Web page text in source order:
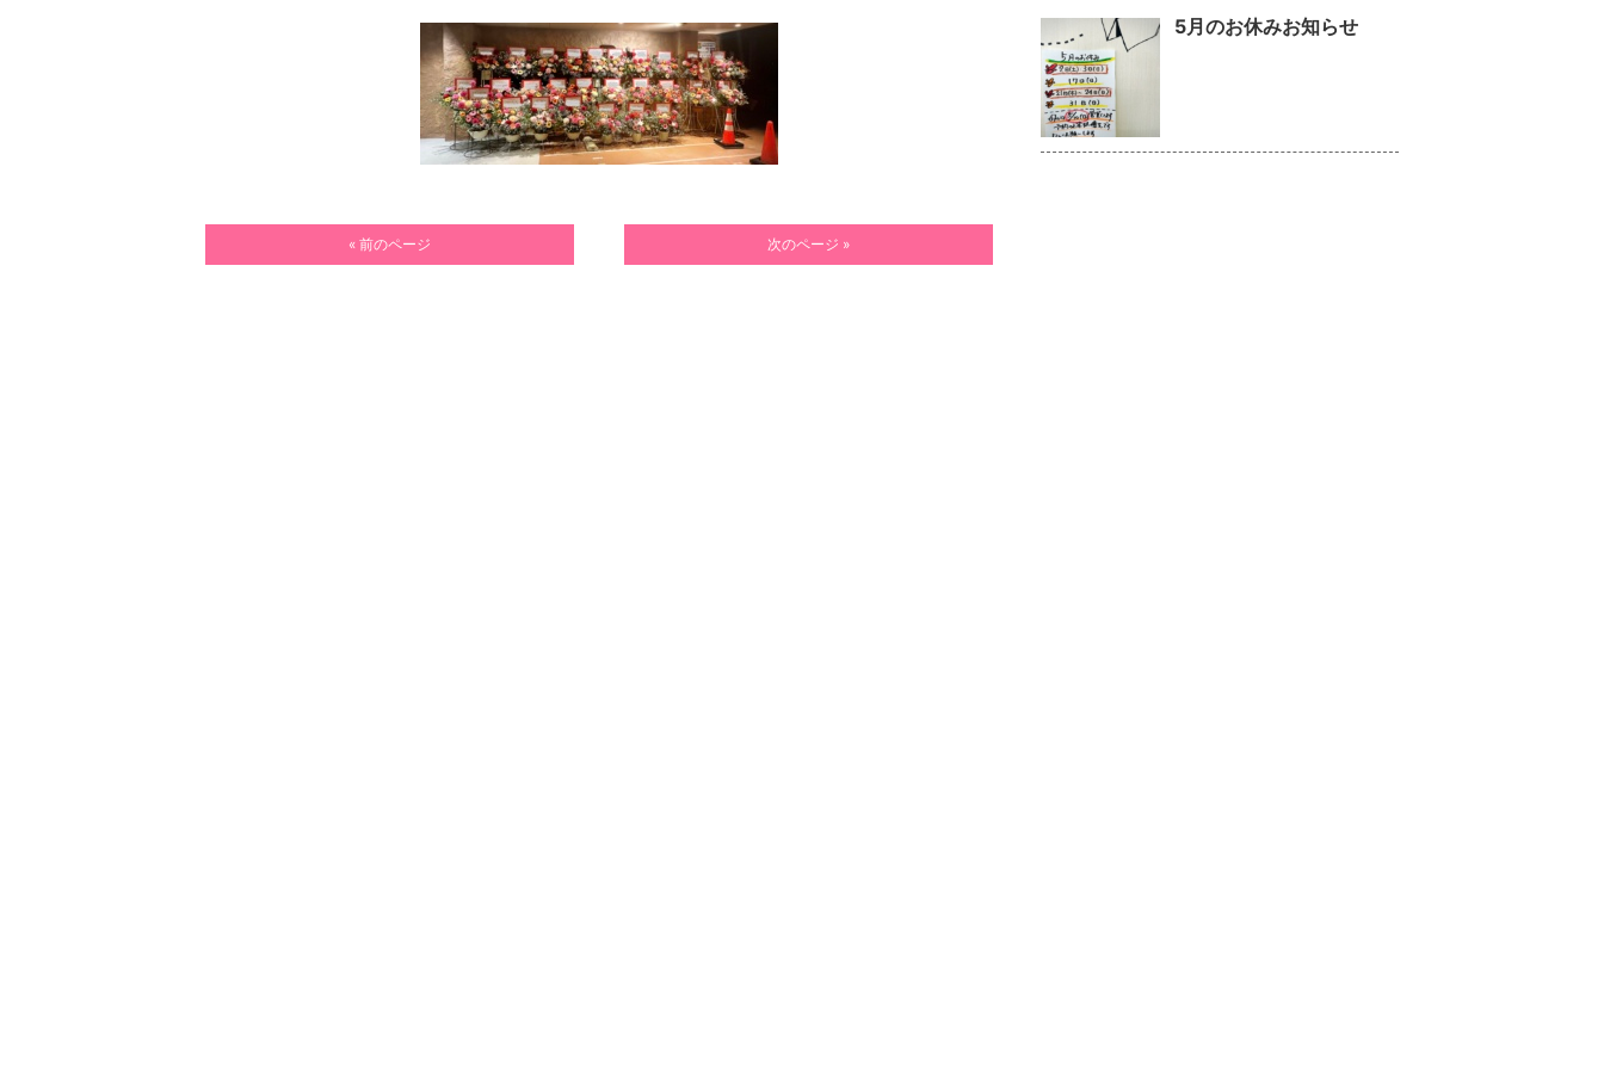
« 前のページ 次のページ »
5月のお休みお知らせ